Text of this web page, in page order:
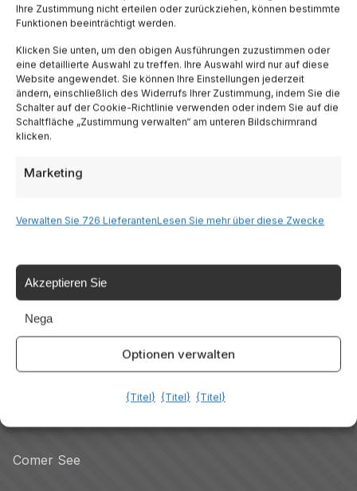
Ihre Zustimmung nicht erteilen oder zurückziehen, können bestimmte
Funktionen beeinträchtigt werden.
Klicken Sie unten, um den obigen Ausführungen zuzustimmen oder
eine detaillierte Auswahl zu treffen. Ihre Auswahl wird nur auf diese
Website angewendet. Sie können Ihre Einstellungen jederzeit
ändern, einschließlich des Widerrufs Ihrer Zustimmung, indem Sie die
Schalter auf der Cookie-Richtlinie verwenden oder indem Sie auf die
Schaltfläche „Zustimmung verwalten“ am unteren Bildschirmrand
klicken.
Marketing
Verwalten Sie 726 LieferantenLesen Sie mehr über diese Zwecke
Akzeptieren Sie
Nega
Optionen verwalten
{Titel} {Titel} {Titel}
Trentino
Piemonte
Liguria
Sardinien
Tutte le Regioni →
Destinazioni
Gardasee
Comer See